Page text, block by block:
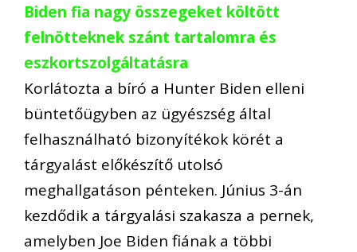
Biden fia nagy összegeket költött
felnötteknek szánt tartalomra és
eszkortszolgáltatásra
Korlátozta a bíró a Hunter Biden elleni
büntetőügyben az ügyészség által
felhasználható bizonyítékok körét a
tárgyalást előkészítő utolsó
meghallgatáson pénteken. Június 3-án
kezdődik a tárgyalási szakasza a pernek,
amelyben Joe Biden fiának a többi